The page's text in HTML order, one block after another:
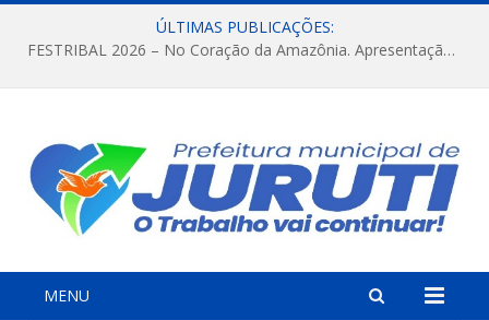
ÚLTIMAS PUBLICAÇÕES:
FESTRIBAL 2026 – No Coração da Amazônia. Apresentação da Munduruku.
MENU